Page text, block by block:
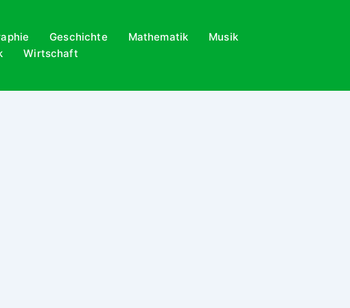
Geschichte Mathematik
Musik
Wirtschaft